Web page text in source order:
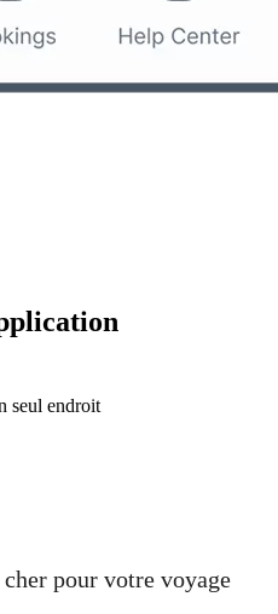
seul endroit
pour votre voyage